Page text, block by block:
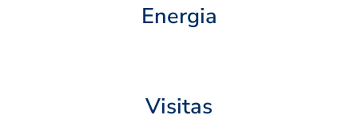
Energia
Visitas